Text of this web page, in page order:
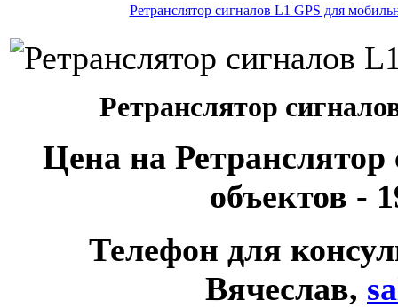
Ретранслятор сигналов L1 GPS для
Ретранслятор
Цена на
объектов -
Телефон для
Вячеслав,